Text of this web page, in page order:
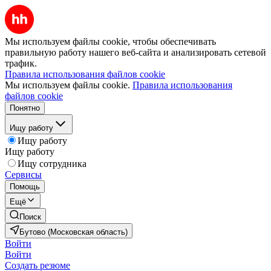
Мы используем файлы cookie, чтобы обеспечивать
правильную работу нашего веб-сайта и анализировать сетевой
трафик.
Правила использования файлов cookie
Мы используем файлы cookie. Правила использования
файлов cookie
Понятно
Ищу работу
Ищу работу
Ищу работу
Ищу сотрудника
Сервисы
Помощь
Ещё
Поиск
Бутово (Московская область)
Войти
Войти
Создать резюме